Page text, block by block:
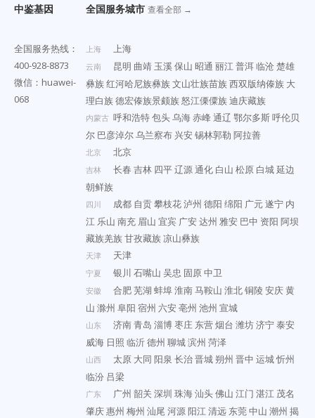
中鉴基因
全国服务热线：
400-928-8873
微信：huawei-
068
全国服务城市 查看全部 →
上海 上海
云南 昆明 曲靖 玉溪保山 昭通 丽江普洱临沧楚雄
彝族红河哈尼族彝族文山壮族苗族西双版纳傣族 大
理白族德宏傣族景颇族怒江傈僳族迪庆藏族
内蒙古 呼和浩特包头乌海赤峰通辽 鄂尔多斯呼伦贝
尔 巴彦淖尔乌兰察布 兴安锡林郭勒 阿拉善
北京 北京
吉林 长春 吉林 四平辽源通化 白山 松原 白城延边
朝鲜族
四川 成都 自贡攀枝花泸州 德阳 绵阳 广元遂宁 内
江 乐山 南充 眉山 宜宾 广安达州 雅安 巴中 资阳 阿坝
藏族羌族甘孜藏族凉山彝族
天津 天津
宁夏 银川 石嘴山 吴忠 固原中卫
安徽 合肥芜湖 蚌埠淮南马鞍山 淮北铜陵 安庆黄
山 滁州 阜阳 宿州 六安亳州 池州 宣城
山东 济南青岛 淄博枣庄 东营烟台 潍坊济宁泰安
威海 日照 临沂德州 聊城滨州 菏泽
山西 太原 大同 阳泉 长治晋城朔州 晋中 运城忻州
临汾 吕梁
广东 广州 韶关 深圳 珠海汕头佛山 江门 湛江 茂名
肇庆惠州 梅州 汕尾 河源阳江清远 东莞中山 潮州 揭